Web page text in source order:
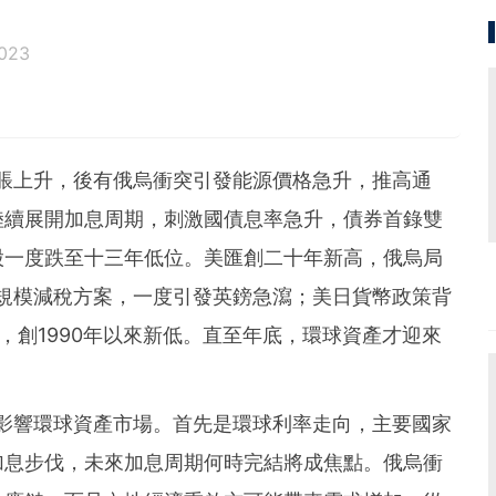
升，後有俄烏衝突引發能源價格急升，推高通
展開加息周期，刺激國債息率急升，債券首錄雙
度跌至十三年低位。美匯創二十年新高，俄烏局
模減稅方案，一度引發英鎊急瀉；美日貨幣政策背
創1990年以來新低。直至年底，環球資產才迎來
環球資產市場。首先是環球利率走向，主要國家
步伐，未來加息周期何時完結將成焦點。俄烏衝